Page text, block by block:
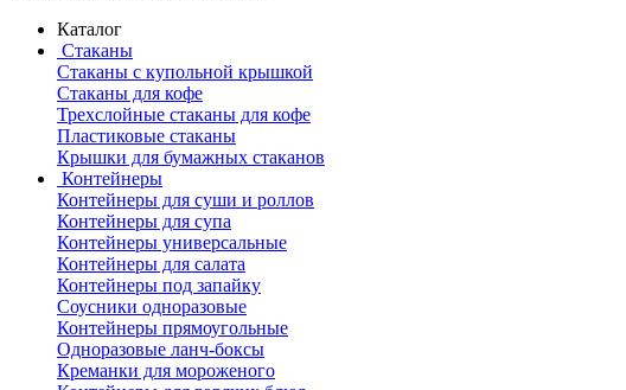
Каталог
Стаканы
Стаканы с купольной крышкой
Стаканы для кофе
Трехслойные стаканы для кофе
Пластиковые стаканы
Крышки для бумажных стаканов
Контейнеры
Контейнеры для суши и роллов
Контейнеры для супа
Контейнеры универсальные
Контейнеры для салата
Контейнеры под запайку
Соусники одноразовые
Контейнеры прямоугольные
Одноразовые ланч-боксы
Креманки для мороженого